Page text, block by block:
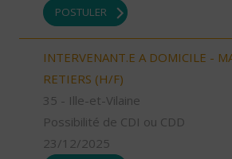
POSTULER
INTERVENANT.E A DOMICILE -
RETIERS (H/F)
35 - Ille-et-Vilaine
Possibilité de CDI ou CDD
23/12/2025